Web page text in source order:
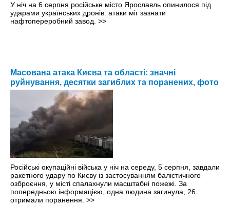
У ніч на 6 серпня російське місто Ярославль опинилося під
ударами українських дронів: атаки міг зазнати
нафтопереробний завод. >>
Масована атака Києва та області: значні
руйнування, десятки загиблих та поранених, фото
Російські окупаційні війська у ніч на середу, 5 серпня, завдали
ракетного удару по Києву із застосуванням балістичного
озброєння, у місті спалахнули масштабні пожежі. За
попередньою інформацією, одна людина загинула, 26
отримали поранення. >>